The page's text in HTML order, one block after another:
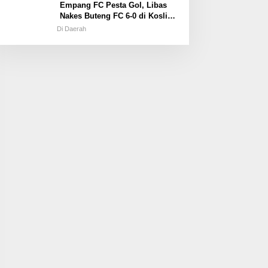
Empang FC Pesta Gol, Libas
Nakes Buteng FC 6-0 di Kosliwu
Cup XIX
Di Daerah